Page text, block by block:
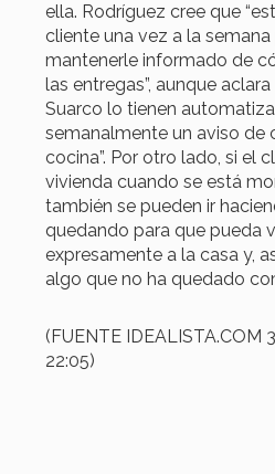
ella. Rodríguez cree que
cliente una vez a la
mantenerle informado de
las entregas”, aunque
Suarco lo tienen
semanalmente un aviso de
cocina”. Por otro lado, si el
vivienda cuando se está
también se pueden ir
quedando para que pueda
expresamente a la casa y,
algo que no ha quedado
(FUENTE IDEALISTA.COM
22:05)